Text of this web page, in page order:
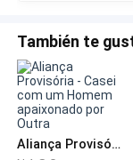
— Vai dar. — A
Quando
ambiente. A
finalizou.
También te
Aliança Provisória - Casei com um Homem apaixonado por Outra